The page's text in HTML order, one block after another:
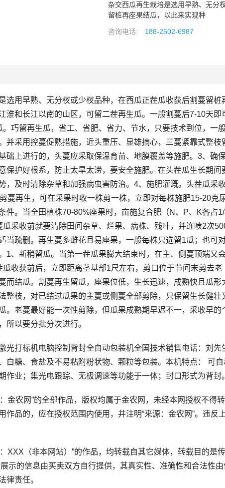
杂交西瓜再生栽培是选用早熟、无分
留桩再座果结瓜，以此来实现种
咨询电话: 188-2502-6987
用早熟、无分杈或少杈品种，在西瓜正茬瓜收获后割蔓留桩
淮和长江以南的山区，可留二茬再生瓜。一般割蔓后7-10天即
巧留再生瓜，省工、省肥、省力、节水，只要技术到位，一
并采用控蔓促熟措施，近头重压、显雄摘心，三蔓紧靠式整
础上进行的，头蔓应采取保温育苗、地膜覆盖等施肥。3、确
保护好根系，防止太旱太涝，要安全施肥。在头茬瓜生长期
，及时清除杂草和加强病虫害防治。4、施肥灌溉。头茬瓜采
蔓再生，可在采果时收一株剪一株，立即对每株施肥15-20克
件。当全田植株70-80%座果时，亩施复合肥（N、P、K各占
采收前就要清除田间杂草、烂果、病株、残叶，并连喷2次
当疏删。再生蔓多雌花且易座果，一般每株只选留1瓜；也可
1、新稍留瓜。当第一茬瓜果膨大结束时，在主、侧蔓顶端又
瓜收获前后，立即距离茎基部1尺左右，剪口位于节间末剪去
而结瓜。割蔓再生留瓜，座果位低，生长迅速，成熟快且瓜
整枝，对已结过瓜果的主蔓或侧蔓全部剪除，只保留生长健壮
。老蔓最好能一次性剪除，但瓜果成熟期早迟不一，采收早
所以要分批分次进行。
打标机电脑控制背封全自动包装机全国技术销售电话：刘先
白糖、食盐及不易粘附粉状物、颗粒等包装。本机特点： 可
作业；集光电跟踪、无极调速等功能于一体；封口形式为背封。
农网”的全部作品，版权均属于金农网，未经本网授权不得
作品的，应在授权范围内使用，并注明“来源：金农网”。违反
（非本网站）”的作品，均转载自其它媒体，转载目的是
示的信息由买卖双方自行提供，其真实性、准确性和合法性
律责任。